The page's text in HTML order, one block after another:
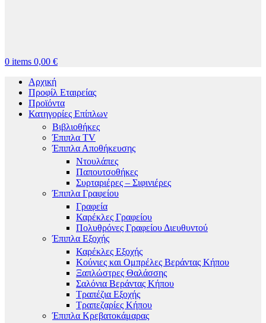
0 items 0,00 €
Αρχική
Προφίλ Εταιρείας
Προϊόντα
Κατηγορίες Επίπλων
Βιβλιοθήκες
Έπιπλα TV
Έπιπλα Αποθήκευσης
Ντουλάπες
Παπουτσοθήκες
Συρταριέρες – Σιφινιέρες
Έπιπλα Γραφείου
Γραφεία
Καρέκλες Γραφείου
Πολυθρόνες Γραφείου Διευθυντού
Έπιπλα Εξοχής
Καρέκλες Εξοχής
Κούνιες και Ομπρέλες Βεράντας Κήπου
Ξαπλώστρες Θαλάσσης
Σαλόνια Βεράντας Κήπου
Τραπέζια Εξοχής
Τραπεζαρίες Κήπου
Έπιπλα Κρεβατοκάμαρας